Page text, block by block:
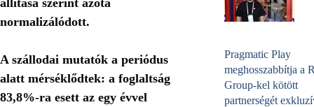
normalizálódott.
A szállodai mutatók a periódus
alatt mérséklődtek: a foglaltság
83,8%-ra esett az egy évvel
Pragmatic Play
meghosszabbítja a
Group-kel kötött
partnerségét